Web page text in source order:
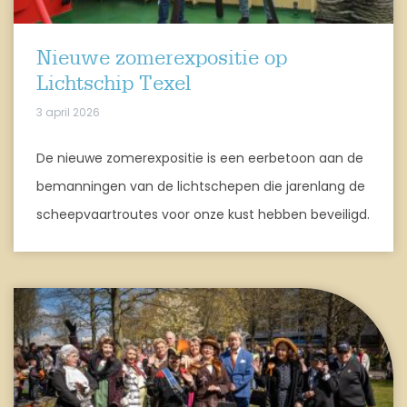
Nieuwe zomerexpositie op
Lichtschip Texel
3 april 2026
De nieuwe zomerexpositie is een eerbetoon aan de
bemanningen van de lichtschepen die jarenlang de
scheepvaartroutes voor onze kust hebben beveiligd.